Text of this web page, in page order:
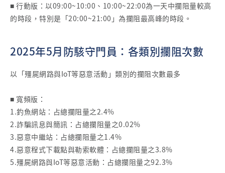
■ 行動版：以09:00~10:00、10:00~22:00為一天中攔阻量較高
的時段，特別是「20:00~21:00」為攔阻最高峰的時段。
2025年5月防駭守門員：各類別攔阻次數
以「殭屍網路與IoT等惡意活動」類別的攔阻次數最多
■ 寬頻版：
1.釣魚網站：占總攔阻量之2.4%
2.詐騙訊息與簡訊：占總攔阻量之0.02%
3.惡意中繼站：占總攔阻量之1.4%
4.惡意程式下載點與勒索軟體：占總攔阻量之3.8%
5.殭屍網路與IoT等惡意活動：占總攔阻量之92.3%